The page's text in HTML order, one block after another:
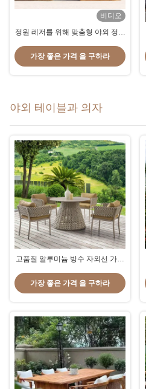
비디오
정원 레저를 위해 맞춤형 야외 정원
트
가장 좋은 가격 을 구하라
야외 테이블과 의자
고품질 알루미늄 방수 자외선 가구
가장 좋은 가격 을 구하라